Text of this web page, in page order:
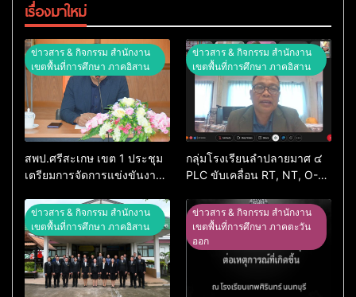
เรื่องมาใหม่
ข่าวสาร & กิจกรรม สำนักงาน
เขตพื้นที่การศึกษา ภาคอิสาน
สพป.ศรีสะเกษ เขต 1 ประชุม
เตรียมการจัดการแข่งขันงาน
74 ปีการศึกษา 2569
ข่าวสาร & กิจกรรม สำนักงาน
เขตพื้นที่การศึกษา ภาคอิสาน
กลุ่มโรงเรียนลำปลายมาศ ๔
PLC ขับเคลื่อน RT, NT, O-
ข่าวสาร & กิจกรรม สำนักงาน
เขตพื้นที่การศึกษา ภาคอิสาน
ข่าวสาร & กิจกรรม สำนักงาน
เขตพื้นที่การศึกษา ภาคตะวัน
ออก